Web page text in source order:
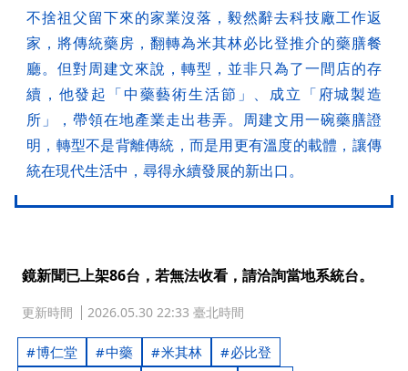
不捨祖父留下來的家業沒落，毅然辭去科技廠工作返
家，將傳統藥房，翻轉為米其林必比登推介的藥膳餐
廳。但對周建文來說，轉型，並非只為了一間店的存
續，他發起「中藥藝術生活節」、成立「府城製造
所」，帶領在地產業走出巷弄。周建文用一碗藥膳證
明，轉型不是背離傳統，而是用更有溫度的載體，讓傳
統在現代生活中，尋得永續發展的新出口。
鏡新聞已上架86台，若無法收看，請洽詢當地系統台。
更新時間 2026.05.30 22:33 臺北時間
博仁堂 中藥 米其林
必比登